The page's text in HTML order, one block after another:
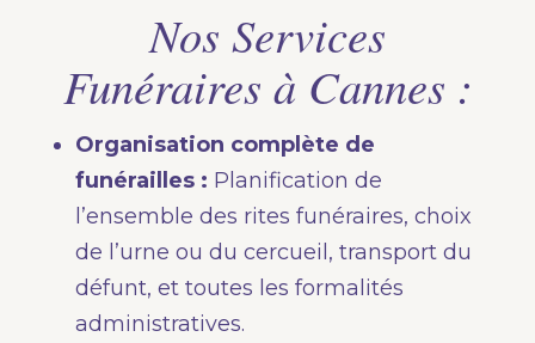
Nos Services
Funéraires à Cannes :
Organisation complète de
funérailles : Planification de
l’ensemble des rites funéraires, choix
de l’urne ou du cercueil, transport du
défunt, et toutes les formalités
administratives.